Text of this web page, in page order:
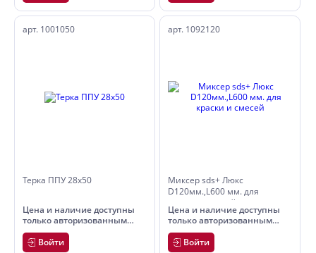
арт. 1001050
Терка ППУ 28х50
Цена и наличие доступны
только авторизованным
пользователям
Войти
арт. 1092120
Миксер sds+ Люкс
D120мм.,L600 мм. для
краски и смесей
Цена и наличие доступны
только авторизованным
пользователям
Войти